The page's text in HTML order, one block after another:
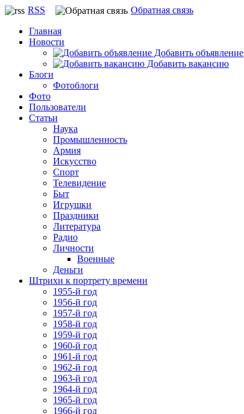
RSS Обратная связь
Главная
Новости
Добавить объявление
Добавить вакансию
Блоги
Фотоблоги
Фото
Пользователи
Статьи
Наука
Промышленность
Армия
Искусство
Спорт
Телевидение
Быт
Игрушки
Праздники
Литература
Радио
Личности
Военные
Деньги
Штрихи к портрету времени
1955-й год
1956-й год
1957-й год
1958-й год
1959-й год
1960-й год
1961-й год
1962-й год
1963-й год
1964-й год
1965-й год
1966-й год